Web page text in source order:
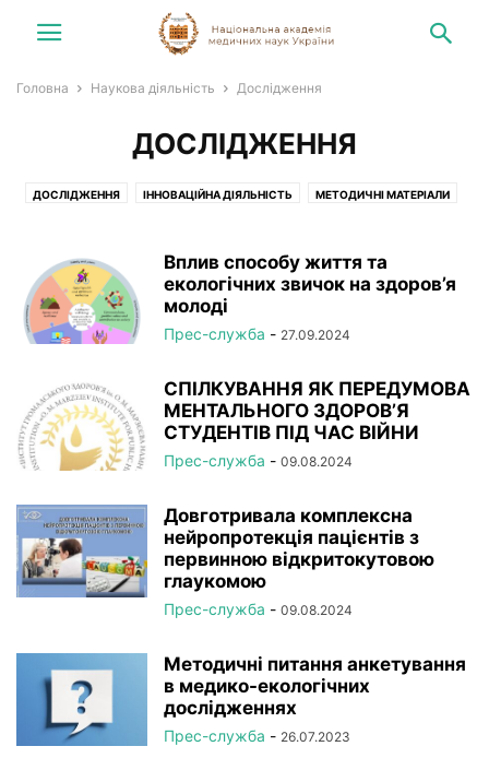
Головна Наукова діяльність Дослідження
ДОСЛІДЖЕННЯ
ДОСЛІДЖЕННЯ ІННОВАЦІЙНА ДІЯЛЬНІСТЬ МЕТОДИЧНІ МАТЕРІАЛИ
Вплив способу життя та
екологічних звичок на здоров’я
молоді
Прес-служба - 27.09.2024
СПІЛКУВАННЯ ЯК ПЕРЕДУМОВА
МЕНТАЛЬНОГО ЗДОРОВ’Я
СТУДЕНТІВ ПІД ЧАС ВІЙНИ
Прес-служба - 09.08.2024
Довготривала комплексна
нейропротекція пацієнтів з
первинною відкритокутовою
глаукомою
Прес-служба - 09.08.2024
Методичні питання анкетування
в медико-екологічних
дослідженнях
Прес-служба - 26.07.2023